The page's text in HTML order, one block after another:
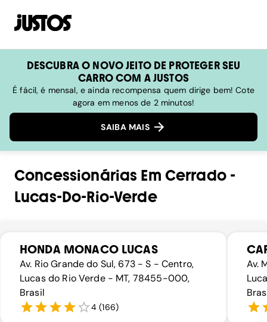
DESCUBRA O NOVO JEITO DE PROTEGER SEU
CARRO COM A JUSTOS
É fácil, é mensal, e ainda recompensa quem dirige bem! Cote
agora em menos de 2 minutos!
SAIBA MAIS
Concessionárias Em Cerrado-
Lucas-Do-Rio-Verde
HONDA MONACO LUCAS
Av. Rio Grande do Sul, 673 - S - Centro,
Lucas do Rio Verde - MT, 78455-000,
Brasil
4 (166)
Av.